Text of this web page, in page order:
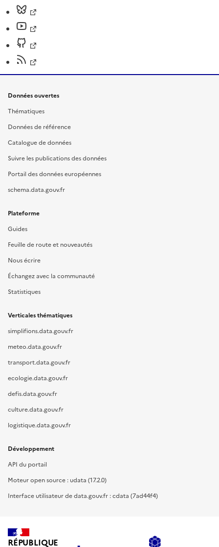
Données ouvertes
Thématiques
Données de référence
Catalogue de données
Suivre les publications des données
Portail des données européennes
schema.data.gouv.fr
Plateforme
Guides
Feuille de route et nouveautés
Nous écrire
Échangez avec la communauté
Statistiques
Verticales thématiques
simplifions.data.gouv.fr
meteo.data.gouv.fr
transport.data.gouv.fr
ecologie.data.gouv.fr
defis.data.gouv.fr
culture.data.gouv.fr
logistique.data.gouv.fr
Développement
API du portail
Moteur open source : udata (17.2.0)
Interface utilisateur de data.gouv.fr : cdata (7ad44f4)
RÉPUBLIQUE